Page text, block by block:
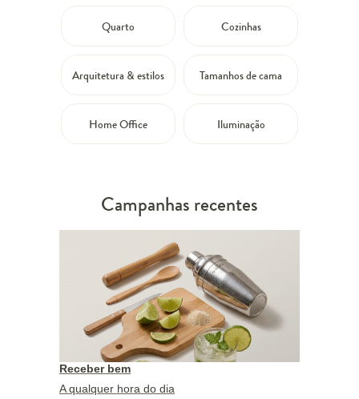
Quarto Cozinhas
Arquitetura & estilos Tamanhos de cama
Home Office Iluminação
Campanhas recentes
Receber bem
A qualquer hora do dia